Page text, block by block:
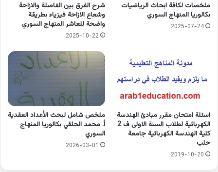
ملخصات لكافة ابحاث الرياضيات
بكالوريا المنهاج السوري
2025-07-24
شرح الفرق بين الفاصلة والازاحة
وشعاع الازاحة فيزياء بطريقة
واضحة للعاشر المنهاج السوري
2025-10-22
اسئلة امتحان مقرر مبادئ الهندسة
الكهربائية لطلاب السنة الاولى ف 2
كلية الهندسة الكهربائية جامعة
حلب
2019-10-20
ملخص شامل لبحث الأعداد العقدية
أ. محمد الحلقي بكالوريا المنهاج
السوري
2026-03-01